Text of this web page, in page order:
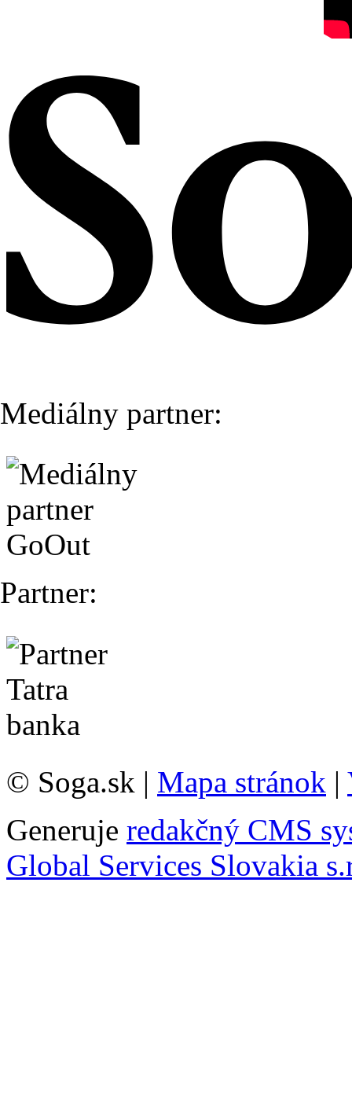
Mediálny partner:
Partner:
© Soga.sk | Mapa stránok |
Generuje redakčný CMS
Global Services Slovakia